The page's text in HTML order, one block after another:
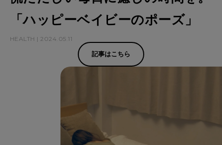
「ハッピーベイビーのポーズ」
HEALTH | 2024.05.11
記事はこちら